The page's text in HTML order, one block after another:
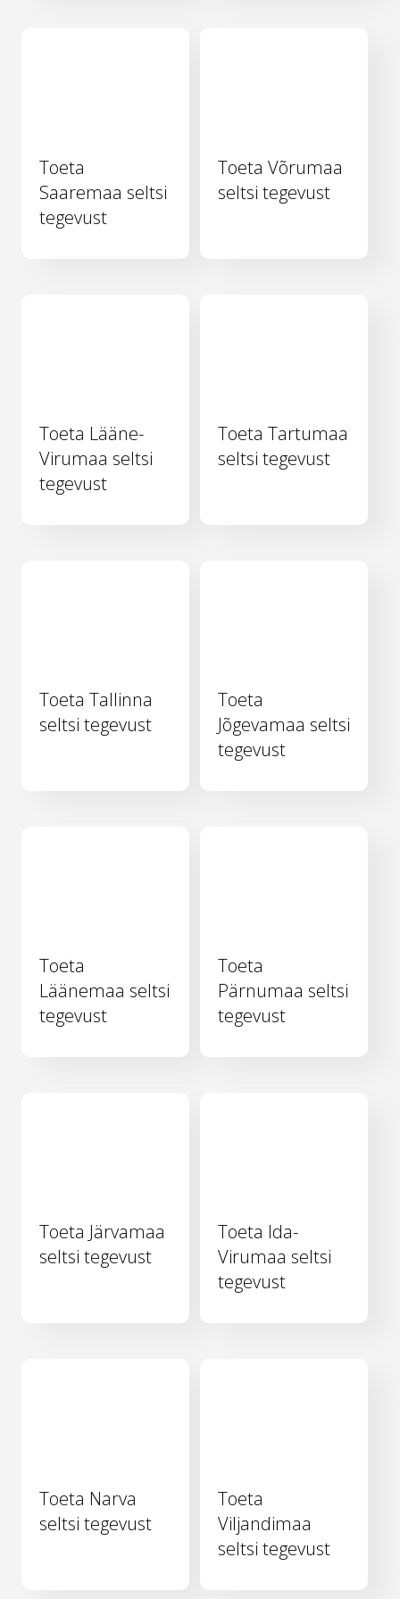
Toeta
Saaremaa seltsi
tegevust
Toeta Võrumaa
seltsi tegevust
Toeta Lääne-
Virumaa seltsi
tegevust
Toeta Tartumaa
seltsi tegevust
Toeta Tallinna
seltsi tegevust
Toeta
Jõgevamaa seltsi
tegevust
Toeta
Läänemaa seltsi
tegevust
Toeta
Pärnumaa seltsi
tegevust
Toeta Järvamaa
seltsi tegevust
Toeta Ida-
Virumaa seltsi
tegevust
Toeta Narva
seltsi tegevust
Toeta
Viljandimaa
seltsi tegevust